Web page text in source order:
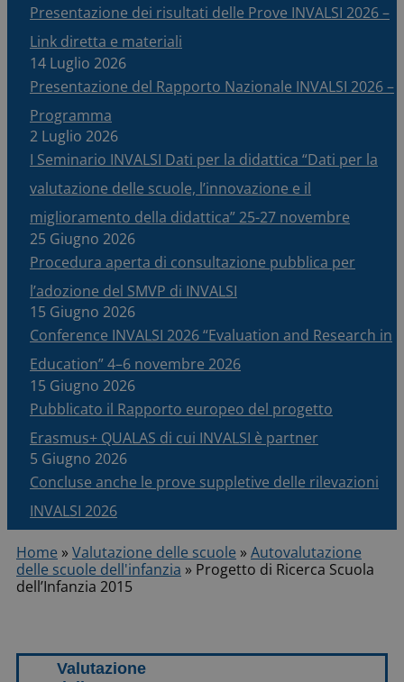
Presentazione dei risultati delle Prove INVALSI 2026 –
Link diretta e materiali
14 Luglio 2026
Presentazione del Rapporto Nazionale INVALSI 2026 –
Programma
2 Luglio 2026
I Seminario INVALSI Dati per la didattica “Dati per la
valutazione delle scuole, l’innovazione e il
miglioramento della didattica” 25-27 novembre
25 Giugno 2026
Procedura aperta di consultazione pubblica per
l’adozione del SMVP di INVALSI
15 Giugno 2026
Conference INVALSI 2026 “Evaluation and Research in
Education” 4–6 novembre 2026
15 Giugno 2026
Pubblicato il Rapporto europeo del progetto
Erasmus+ QUALAS di cui INVALSI è partner
5 Giugno 2026
Concluse anche le prove suppletive delle rilevazioni
INVALSI 2026
Home »Valutazione delle scuole »Autovalutazione
delle scuole dell'infanzia » Progetto di Ricerca Scuola
dell’Infanzia 2015